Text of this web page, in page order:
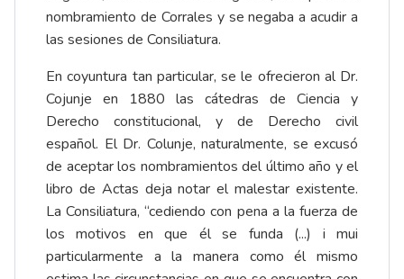
nombramiento de Corrales y se negaba a acudir a
las sesiones de Consiliatura.
En coyuntura tan particular, se le ofrecieron al Dr.
Cojunje en 1880 las cátedras de Ciencia y
Derecho constitucional, y de Derecho civil
español. El Dr. Colunje, naturalmente, se excusó
de aceptar los nombramientos del último año y el
libro de Actas deja notar el malestar existente.
La Consiliatura, “cediendo con pena a la fuerza de
los motivos en que él se funda (...) i mui
particularmente a la manera como él mismo